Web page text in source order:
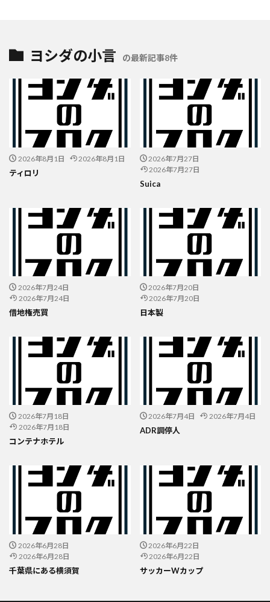
ヨシダの小言 の最新記事8件
2026年8月1日 2026年8月1日
ティロリ
2026年7月27日
2026年7月27日
Suica
2026年7月24日
2026年7月24日
借地権売買
2026年7月20日
2026年7月20日
日本製
2026年7月18日
2026年7月18日
コンテナホテル
2026年7月4日 2026年7月4日
ADR調停人
2026年6月28日
2026年6月28日
千葉県にある横須賀
2026年6月22日
2026年6月22日
サッカーWカップ